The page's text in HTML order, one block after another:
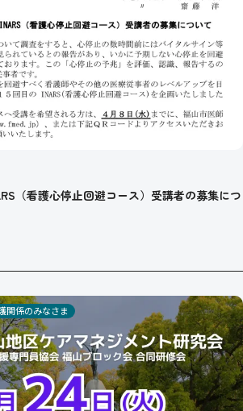
（看護心停止回避コース）受講者の募集につ
関係のみなさま